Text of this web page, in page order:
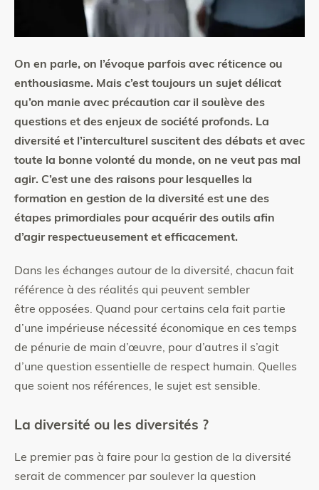
On en parle, on l’évoque parfois avec réticence ou
enthousiasme. Mais c’est toujours un sujet délicat
qu’on manie avec précaution car il soulève des
questions et des enjeux de société profonds. La
diversité et l’interculturel suscitent des débats et avec
toute la bonne volonté du monde, on ne veut pas mal
agir. C’est une des raisons pour lesquelles la
formation en gestion de la diversité est une des
étapes primordiales pour acquérir des outils afin
d’agir respectueusement et efficacement.
Dans les échanges autour de la diversité, chacun fait
référence à des réalités qui peuvent sembler
être opposées. Quand pour certains cela fait partie
d’une impérieuse nécessité économique en ces temps
de pénurie de main d’œuvre, pour d’autres il s’agit
d’une question essentielle de respect humain. Quelles
que soient nos références, le sujet est sensible.
La diversité ou les diversités ?
Le premier pas à faire pour la gestion de la diversité
serait de commencer par soulever la question